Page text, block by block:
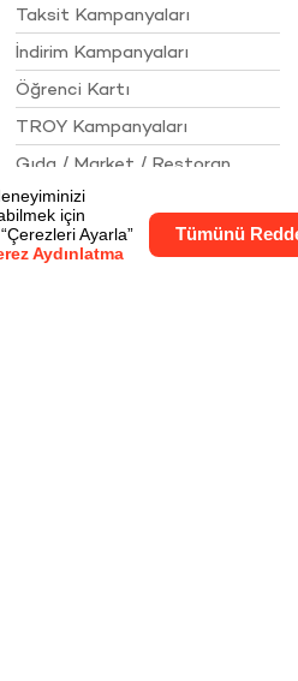
Taksit Kampanyaları
İndirim Kampanyaları
Öğrenci Kartı
TROY Kampanyaları
Gıda / Market / Restoran
Akaryakıt / Otomotiv
Giyim / Kozmetik / Aksesuar